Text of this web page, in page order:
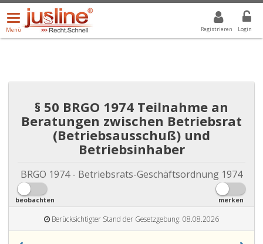
Registrieren Login
Menü
öffnen/schließen
Menü
ALLE DROPDOWN: GEWÄHLTER WERT IST ALLE
§ 50 BRGO 1974 Teilnahme an
Beratungen zwischen Betriebsrat
(Betriebsausschuß) und
Betriebsinhaber
BRGO 1974 - Betriebsrats-Geschäftsordnung 1974
beobachten merken
Berücksichtigter Stand der Gesetzgebung: 08.08.2026